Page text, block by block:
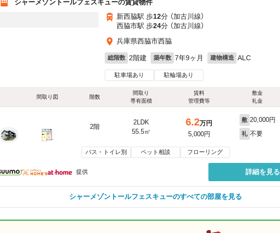
新西脇駅 歩12分 （加古川線）
西脇市駅 歩24分 （加古川線）
兵庫県西脇市西脇
総階数 2階建 築年数 7年9ヶ月 建物構造 ALC
駐車場あり 駐輪場あり
間取り図 階数
間取り
専有面積
賃料
管理費等
敷金
礼金
2階
2LDK
55.5㎡
6.2万円
5,000円
敷 20,000円
礼 不要
バス・トイレ別 ペット相談 フローリング
提供 詳細を見る
シャーメゾントールフェスキューのすべての部屋を見る